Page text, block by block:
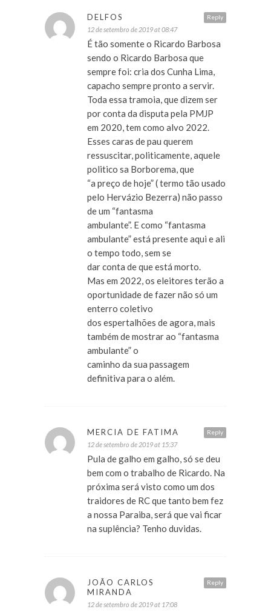
Reply
DELFOS
12 de setembro de 2019 at 08:47
É tão somente o Ricardo Barbosa
sendo o Ricardo Barbosa que
sempre foi: cria dos Cunha Lima,
capacho sempre pronto a servir.
Toda essa tramoia, que dizem ser
por conta da disputa pela PMJP
em 2020, tem como alvo 2022.
Esses caras de pau querem
ressuscitar, politicamente, aquele
politico sa Borborema, que
“a preço de hoje” ( termo tão usado
pelo Hervázio Bezerra) não passo
de um “fantasma
ambulante”. E como “fantasma
ambulante” está presente aqui e ali
o tempo todo, sem se
dar conta de que está morto.
Mas em 2022, os eleitores terão a
oportunidade de fazer não só um
enterro coletivo
dos espertalhões de agora, mais
também de mostrar ao “fantasma
ambulante” o
caminho da sua passagem
definitiva para o além.
Reply
MERCIA DE FATIMA
12 de setembro de 2019 at 15:37
Pula de galho em galho, só se deu
bem com o trabalho de Ricardo. Na
próxima será visto como um dos
traidores de RC que tanto bem fez
a nossa Paraiba, será que vai ficar
na suplência? Tenho duvidas.
Reply
JOÃO CARLOS
MIRANDA
12 de setembro de 2019 at 17:08